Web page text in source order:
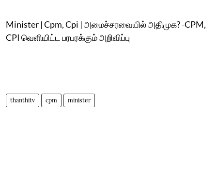
Minister | Cpm, Cpi | அமைச்சரவையில் அதிமுக? -CPM,
CPI வெளியிட்ட பரபரக்கும் அறிவிப்பு
thanthitv cpm minister